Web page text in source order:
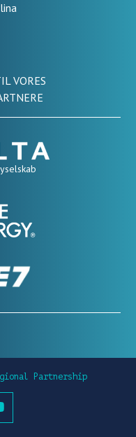
VORES
Partnership